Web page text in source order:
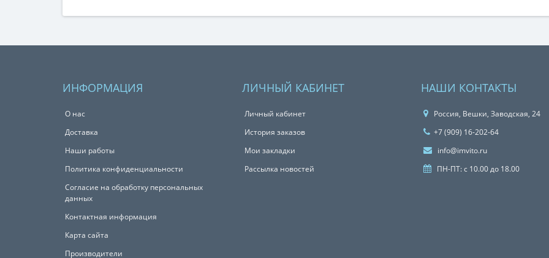
ИНФОРМАЦИЯ
О нас
Доставка
Наши работы
Политика конфиденциальности
Согласие на обработку персональных
данных
Контактная информация
Карта сайта
Производители
ЛИЧНЫЙ КАБИНЕТ
Личный кабинет
История заказов
Мои закладки
Рассылка новостей
НАШИ КОНТАКТЫ
Россия, Вешки, Заводская, 24
+7 (909) 16-202-64
info@imvito.ru
ПН-ПТ: с 10.00 до 18.00